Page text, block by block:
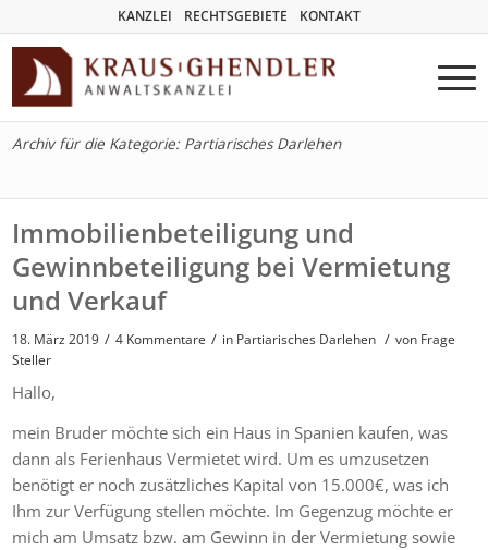
KANZLEI RECHTSGEBIETE KONTAKT
Archiv für die Kategorie: Partiarisches Darlehen
Immobilienbeteiligung und
Gewinnbeteiligung bei Vermietung
und Verkauf
18. März 2019 / 4 Kommentare / in Partiarisches Darlehen / von Frage
Steller
Hallo,
mein Bruder möchte sich ein Haus in Spanien kaufen, was
dann als Ferienhaus Vermietet wird. Um es umzusetzen
benötigt er noch zusätzliches Kapital von 15.000€, was ich
Ihm zur Verfügung stellen möchte. Im Gegenzug möchte er
mich am Umsatz bzw. am Gewinn in der Vermietung sowie